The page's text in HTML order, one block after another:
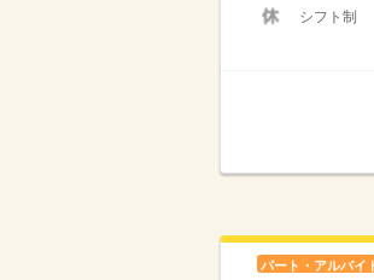
シフト制
パート・アルバイ